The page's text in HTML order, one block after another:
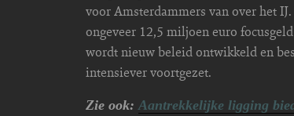
voor Amsterdammers van over het
ongeveer 12,5 miljoen euro
wordt nieuw beleid ontwikkeld en
intensiever voortgezet.
Zie ook: Aantrekkelijke ligging